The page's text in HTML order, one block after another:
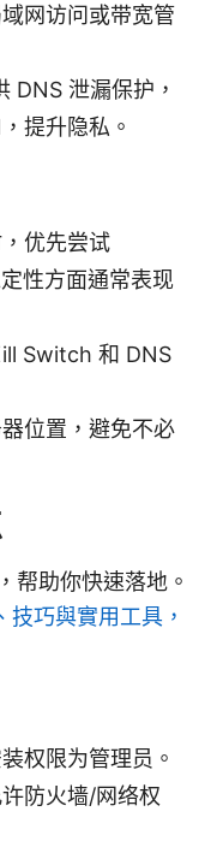
网访问或带宽管
DNS 泄漏保护，
提升隐私。
优先尝试
性方面通常表现
Switch 和 DNS
位置，避免不必
帮助你快速落地。
巧與實用工具，
权限为管理员。
防火墙/网络权